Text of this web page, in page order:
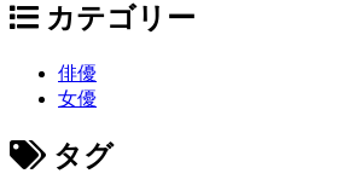
カテゴリー
俳優
女優
タグ